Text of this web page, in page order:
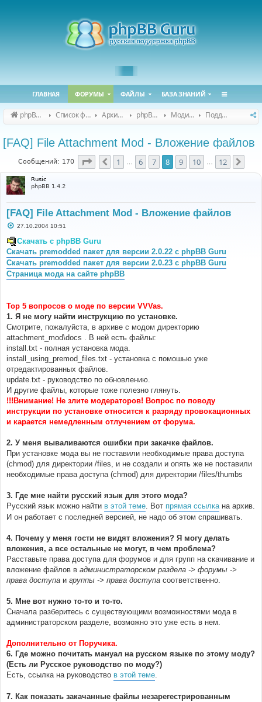
ГЛАВНАЯ ФОРУМЫ ФАЙЛЫ БАЗА ЗНАНИЙ
phpBB Guru Список форумов Архивные форумы phpBB 2.0.x (архив) Модификация phpBB 2.0.x Поддержка модов для phpBB 2.0.x
[FAQ] File Attachment Mod - Вложение файлов
Сообщений: 170 Страница8 из 12
Пред.
1 6 7 8 9 10 12
Rusic
phpBB 1.4.2
[FAQ] File Attachment Mod - Вложение файлов
С
о
б
щ
е
н
и
е
27.10.2004 10:51
Скачать с phpBB Guru
Скачать premodded пакет для версии 2.0.22 с phpBB Guru
Скачать premodded пакет для версии 2.0.23 с phpBB Guru
Страница мода на сайте phpBB
Top 5 вопросов о моде по версии VVVas.
1. Я не могу найти инструкцию по установке.
Смотрите, пожалуйста, в архиве с модом директорию
attachment_mod\docs . В ней есть файлы:
install.txt - полная установка мода.
install_using_premod_files.txt - установка с помошью уже
отредактированных файлов.
update.txt - руководство по обновлению.
И другие файлы, которые тоже полезно глянуть.
!!!Внимание! Не злите модераторов! Вопрос по поводу
инструкции по установке относится к разряду провокационных
и карается немедленным отлучением от форума.
2. У меня вываливаются ошибки при закачке файлов.
При установке мода вы не поставили необходимые права доступа
(chmod) для директории /files, и не создали и опять же не поставили
необходимые права доступа (chmod) для директории /files/thumbs
3. Где мне найти русский язык для этого мода?
Русский язык можно найти в этой теме. Вот прямая ссылкана архив.
И он работает с последней версией, не надо об этом спрашивать.
4. Почему у меня гости не видят вложения? Я могу делать
вложения, а все остальные не могут, в чем проблема?
Расставьте права доступа для форумов и для групп на скачивание и
вложение файлов в администраторском раздела -> форумы ->
права доступа и группы -> права доступа соответственно.
5. Мне вот нужно то-то и то-то.
Сначала разберитесь с существующими возможностями мода в
администраторском разделе, возможно это уже есть в нем.
Дополнительно от Поручика.
6. Где можно почитать мануал на русском языке по этому моду?
(Есть ли Русское руководство по моду?)
Есть, ссылка на руководство в этой теме.
7. Как показать закачанные файлы незарегестрированным